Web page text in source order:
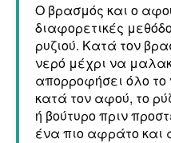
Ο βρασμός και ο
διαφορετικές
ρυζιού. Κατά τον
νερό μέχρι να
απορροφήσει όλο
κατά τον αφού, το
ή βούτυρο πριν
ένα πιο αφράτο